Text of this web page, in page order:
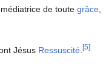
de toute grâce
Jésus Ressuscité. [5]